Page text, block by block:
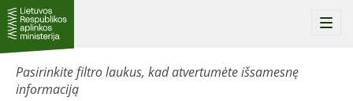
Pasirinkite filtro laukus, kad atvertumėte išsamesnę
informaciją